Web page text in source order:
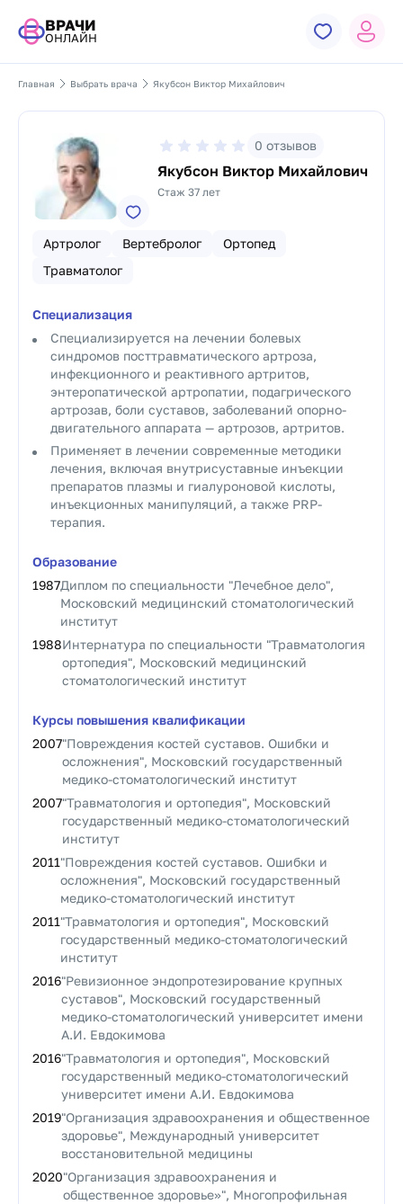
ВРАЧИ
ОНЛАЙН
Главная Выбрать врача Якубсон Виктор Михайлович
0 отзывов
Якубсон Виктор Михайлович
Стаж 37 лет
Артролог Вертебролог
Ортопед
Травматолог
Специализация
Специализируется на лечении болевых
синдромов посттравматического артроза,
инфекционного и реактивного артритов,
энтеропатической артропатии, подагрического
артрозав, боли суставов, заболеваний опорно-
двигательного аппарата — артрозов, артритов.
Применяет в лечении современные методики
лечения, включая внутрисуставные инъекции
препаратов плазмы и гиалуроновой кислоты,
инъекционных манипуляций, а также PRP-
терапия.
Образование
1987Диплом по специальности "Лечебное дело",
Московский медицинский стоматологический
институт
1988Интернатура по специальности "Травматология
ортопедия", Московский медицинский
стоматологический институт
Курсы повышения квалификации
2007"Повреждения костей суставов. Ошибки и
осложнения", Московский государственный
медико-стоматологический институт
2007"Травматология и ортопедия", Московский
государственный медико-стоматологический
институт
2011"Повреждения костей суставов. Ошибки и
осложнения", Московский государственный
медико-стоматологический институт
2011"Травматология и ортопедия", Московский
государственный медико-стоматологический
институт
2016"Ревизионное эндопротезирование крупных
суставов", Московский государственный
медико-стоматологический университет имени
А.И. Евдокимова
2016"Травматология и ортопедия", Московский
государственный медико-стоматологический
университет имени А.И. Евдокимова
2019"Организация здравоохранения и общественное
здоровье", Международный университет
восстановительной медицины
2020"Организация здравоохранения и
общественное здоровье»", Многопрофильная